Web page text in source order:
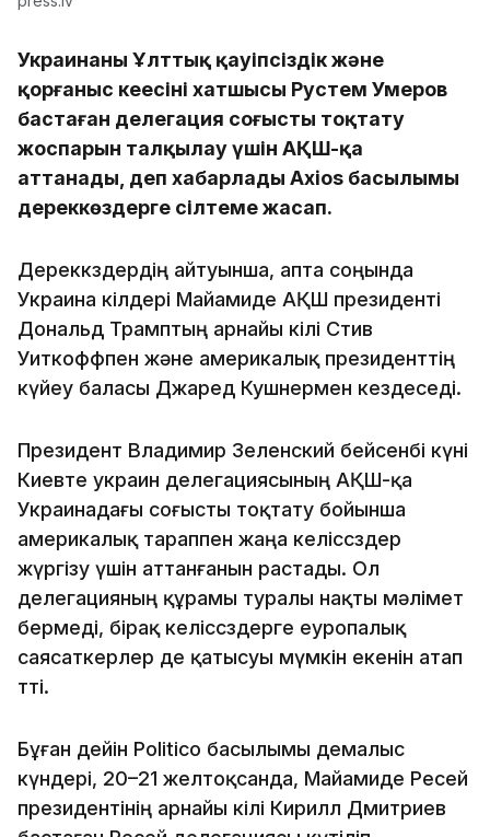
Украинаның Ұлттық қауіпсіздік және
қорғаныс кеңесінің хатшысы Рустем Умеров
бастаған делегация соғысты тоқтату
жоспарын талқылау үшін АҚШ-қа
аттанады, деп хабарлады Axios басылымы
дереккөздерге сілтеме жасап.
Дереккөздердің айтуынша, апта соңында
Украина өкілдері Майамиде АҚШ президенті
Дональд Трамптың арнайы өкілі Стив
Уиткоффпен және америкалық президенттің
күйеу баласы Джаред Кушнермен кездеседі.
Президент Владимир Зеленский бейсенбі күні
Киевте украин делегациясының АҚШ-қа
Украинадағы соғысты тоқтату бойынша
америкалық тараппен жаңа келіссөздер
жүргізу үшін аттанғанын растады. Ол
делегацияның құрамы туралы нақты мәлімет
бермеді, бірақ келіссөздерге еуропалық
саясаткерлер де қатысуы мүмкін екенін атап
өтті.
Бұған дейін Politico басылымы демалыс
күндері, 20–21 желтоқсанда, Майамиде Ресей
президентінің арнайы өкілі Кирилл Дмитриев